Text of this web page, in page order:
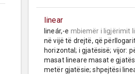
linear
lineár,-e mbiemër i ligjërimit
në vijë të drejtë, që
horizontal; i gjatësisë; vijor:
masat lineare masat e
metër gjatësie; shpejtësi